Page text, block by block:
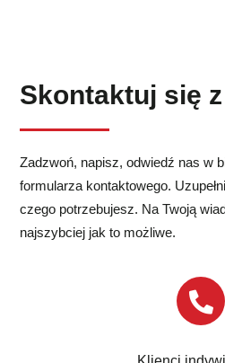
Skontaktuj się
Zadzwoń, napisz, odwiedź nas w
formularza kontaktowego.
czego potrzebujesz. Na Twoją
najszybciej jak to możliwe.